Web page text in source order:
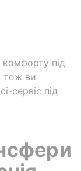
під
тож ви
сервіс під